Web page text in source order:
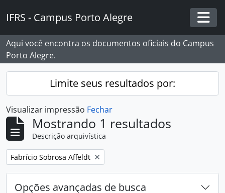
IFRS - Campus Porto Alegre
Aqui você encontra os documentos oficiais do Campus
Porto Alegre.
Limite seus resultados por:
Visualizar impressão Fechar
Mostrando 1 resultados
Descrição arquivística
Remover filtro:
Fabrício Sobrosa Affeldt
Opções avançadas de busca